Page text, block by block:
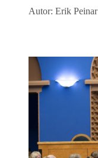
Autor: Erik Peinar